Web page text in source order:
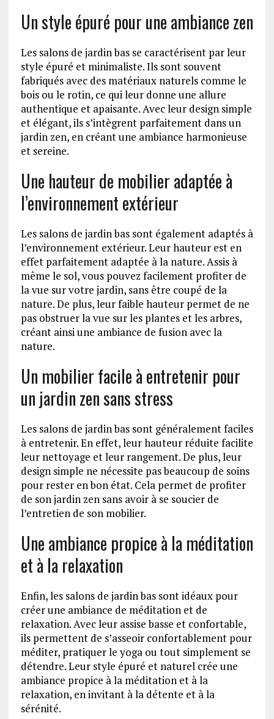
Un style épuré pour une ambiance zen
Les salons de jardin bas se caractérisent par leur
style épuré et minimaliste. Ils sont souvent
fabriqués avec des matériaux naturels comme le
bois ou le rotin, ce qui leur donne une allure
authentique et apaisante. Avec leur design simple
et élégant, ils s’intègrent parfaitement dans un
jardin zen, en créant une ambiance harmonieuse
et sereine.
Une hauteur de mobilier adaptée à
l’environnement extérieur
Les salons de jardin bas sont également adaptés à
l’environnement extérieur. Leur hauteur est en
effet parfaitement adaptée à la nature. Assis à
même le sol, vous pouvez facilement profiter de
la vue sur votre jardin, sans être coupé de la
nature. De plus, leur faible hauteur permet de ne
pas obstruer la vue sur les plantes et les arbres,
créant ainsi une ambiance de fusion avec la
nature.
Un mobilier facile à entretenir pour
un jardin zen sans stress
Les salons de jardin bas sont généralement faciles
à entretenir. En effet, leur hauteur réduite facilite
leur nettoyage et leur rangement. De plus, leur
design simple ne nécessite pas beaucoup de soins
pour rester en bon état. Cela permet de profiter
de son jardin zen sans avoir à se soucier de
l’entretien de son mobilier.
Une ambiance propice à la méditation
et à la relaxation
Enfin, les salons de jardin bas sont idéaux pour
créer une ambiance de méditation et de
relaxation. Avec leur assise basse et confortable,
ils permettent de s’asseoir confortablement pour
méditer, pratiquer le yoga ou tout simplement se
détendre. Leur style épuré et naturel crée une
ambiance propice à la méditation et à la
relaxation, en invitant à la détente et à la
sérénité.